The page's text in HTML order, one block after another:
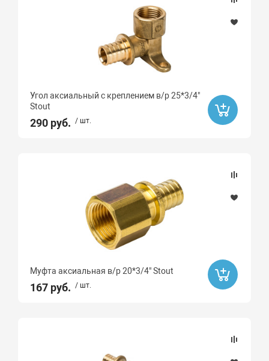
Угол аксиальный с креплением в/р 25*3/4"
Stout
290 руб. / шт.
Муфта аксиальная в/р 20*3/4" Stout
167 руб. / шт.